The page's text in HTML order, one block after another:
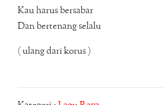
Kau harus bersabar
Dan bertenang selalu
( ulang dari korus )